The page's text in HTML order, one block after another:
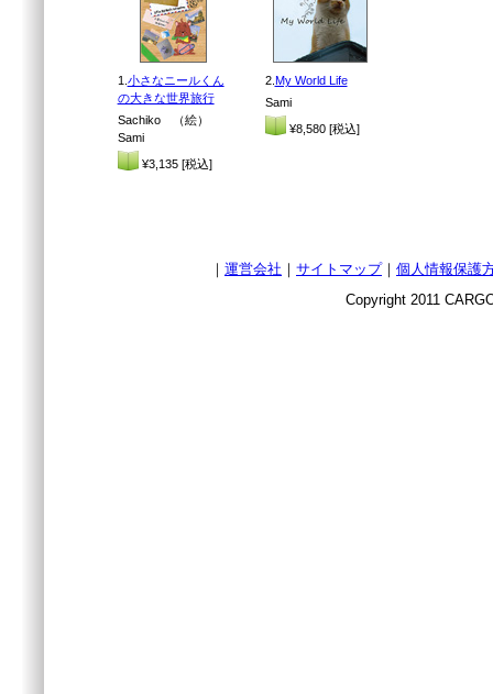
1. 小さなニールくん
の大きな世界旅行
Sachiko （絵）
Sami
¥3,135 [税込]
2. My World Life
Sami
¥8,580 [税込]
｜ 運営会社 ｜ サイトマップ｜ 個人情報保護
Copyright 2011